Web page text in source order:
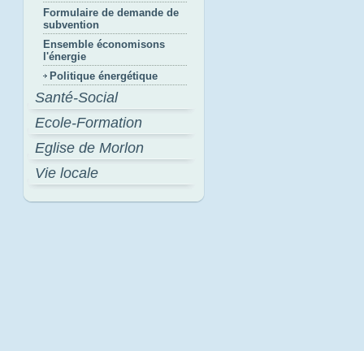
Formulaire de demande de
subvention
Ensemble économisons
l'énergie
Politique énergétique
Santé-Social
Ecole-Formation
Eglise de Morlon
Vie locale